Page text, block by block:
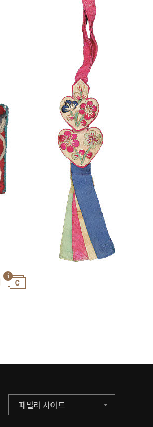
패밀리 사이트